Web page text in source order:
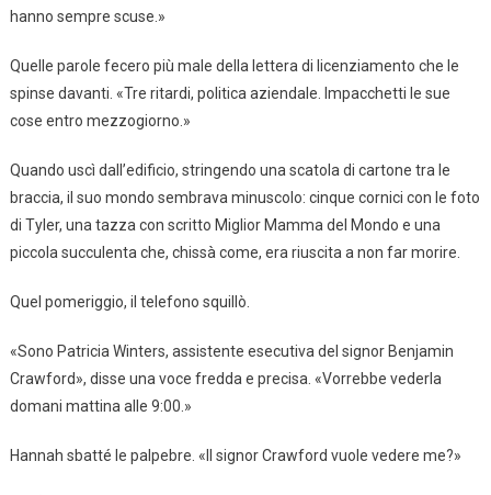
hanno sempre scuse.»
Quelle parole fecero più male della lettera di licenziamento che le
spinse davanti. «Tre ritardi, politica aziendale. Impacchetti le sue
cose entro mezzogiorno.»
Quando uscì dall’edificio, stringendo una scatola di cartone tra le
braccia, il suo mondo sembrava minuscolo: cinque cornici con le foto
di Tyler, una tazza con scritto Miglior Mamma del Mondo e una
piccola succulenta che, chissà come, era riuscita a non far morire.
Quel pomeriggio, il telefono squillò.
«Sono Patricia Winters, assistente esecutiva del signor Benjamin
Crawford», disse una voce fredda e precisa. «Vorrebbe vederla
domani mattina alle 9:00.»
Hannah sbatté le palpebre. «Il signor Crawford vuole vedere me?»